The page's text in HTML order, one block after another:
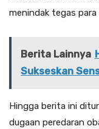
menindak tegas
Berita Lainnya
Sukseskan
Hingga berita ini
dugaan peredaran